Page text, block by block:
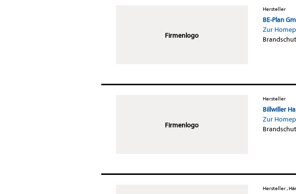
Firmenlogo
Hersteller
BE-Plan
Zur
Firmenlogo
Hersteller
Billwiller
Zur
Hersteller ,